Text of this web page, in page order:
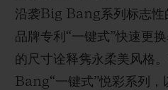
沿袭Big Bang系列标志性
品牌专利“一键式”快速更
的尺寸诠释隽永柔美风格
Bang“一键式”悦彩系列，